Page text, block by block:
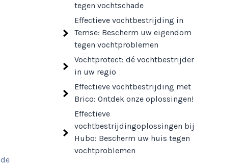
tegen vochtschade
Effectieve vochtbestrijding in
Temse: Bescherm uw eigendom
tegen vochtproblemen
Vochtprotect: dé vochtbestrijder
in uw regio
Effectieve vochtbestrijding met
Brico: Ontdek onze oplossingen!
Effectieve
vochtbestrijdingoplossingen bij
Hubo: Bescherm uw huis tegen
vochtproblemen